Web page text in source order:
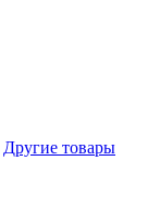
Другие товары